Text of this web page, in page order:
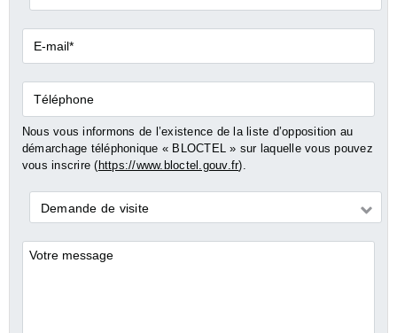
E-
mail*
Téléphone
Nous vous informons de l’existence de la liste d’opposition au
démarchage téléphonique « BLOCTEL » sur laquelle vous pouvez
vous inscrire ( https://www.bloctel.gouv.fr).
Demande
*
Demande de visite
Commentaires